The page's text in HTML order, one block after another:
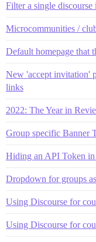
Filter a single discourse
Microcommunities /
Default homepage that
New 'accept invitation'
links
2022: The Year in
Group specific Banner
Hiding an API Token in
Dropdown for groups
Using Discourse for
Using Discourse for